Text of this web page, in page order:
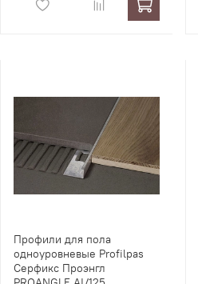
Профили для пола
одноуровневые Profilpas
Серфикс Проэнгл